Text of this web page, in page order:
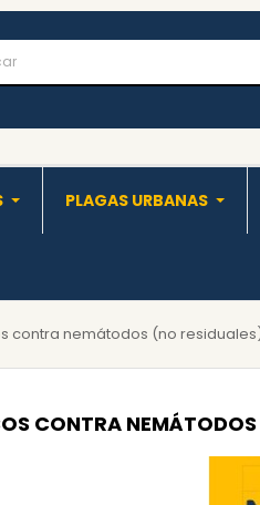
PLAGAS URBANAS
contra nemátodos (no
CONTRA